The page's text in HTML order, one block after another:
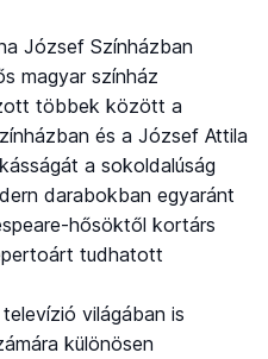
József Színházban
magyar színház
többek között a
és a József Attila
a sokoldalúság
darabokban egyaránt
hősöktől kortárs
tudhatott
világában is
különösen